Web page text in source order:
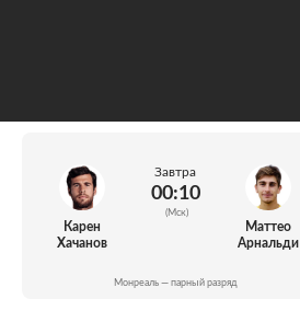
Карен
Хачанов
Завтра
00:10
(Мск)
Маттео
Арнальди
Монреаль — парный разряд